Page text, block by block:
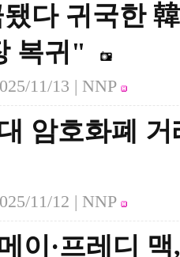
다 귀국한
복귀"
11/13 | NNP
암호화폐
11/12 | NNP
이·프레디